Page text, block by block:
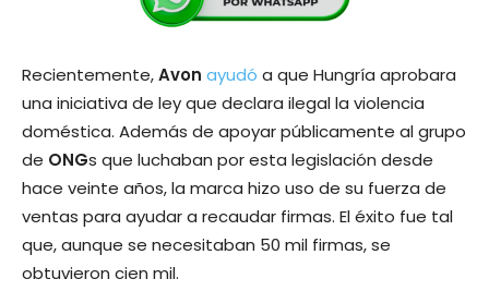
Recientemente,Avon ayudó a que Hungría aprobara
una iniciativa de ley que declara ilegal la violencia
doméstica. Además de apoyar públicamente al grupo
de ONGs que luchaban por esta legislación desde
hace veinte años, la marca hizo uso de su fuerza de
ventas para ayudar a recaudar firmas. El éxito fue tal
que, aunque se necesitaban 50 mil firmas, se
obtuvieron cien mil.